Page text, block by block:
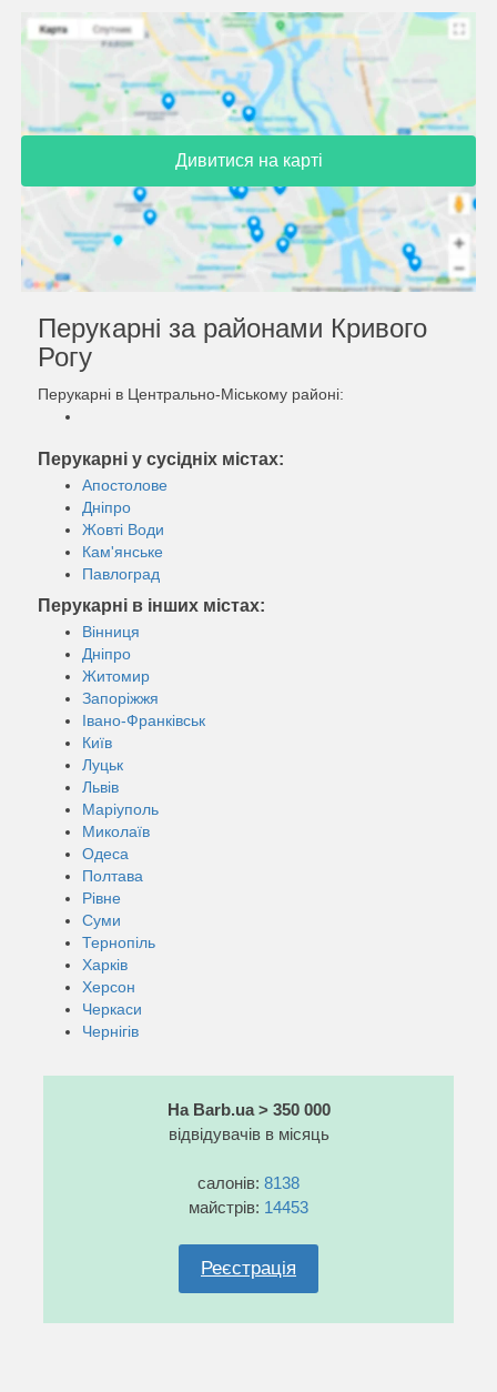
Дивитися на карті
Перукарні за районами Кривого
Рогу
Перукарні в Центрально-Міському районі:
Перукарні у сусідніх містах:
Апостолове
Дніпро
Жовті Води
Кам'янське
Павлоград
Перукарні в інших містах:
Вінниця
Дніпро
Житомир
Запоріжжя
Івано-Франківськ
Київ
Луцьк
Львів
Маріуполь
Миколаїв
Одеса
Полтава
Рівне
Суми
Тернопіль
Харків
Херсон
Черкаси
Чернігів
На Barb.ua > 350 000
відвідувачів в місяць
салонів: 8138
майстрів: 14453
Реєстрація